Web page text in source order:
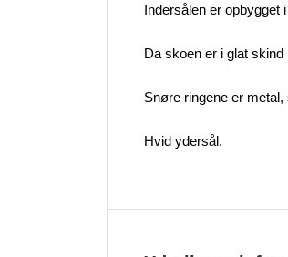
Indersålen er opbygget
Da skoen er i glat skind
Snøre ringene er
Hvid ydersål.